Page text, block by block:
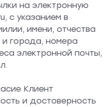
на электронную
с указанием в
имени, отчества
и города, номера
электронной почты,
Клиент
и достоверность